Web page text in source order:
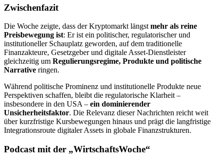
Zwischenfazit
Die Woche zeigte, dass der Kryptomarkt längstmehr als reine
Preisbewegung ist: Er ist ein politischer, regulatorischer und
institutioneller Schauplatz geworden, auf dem traditionelle
Finanzakteure, Gesetzgeber und digitale Asset-Dienstleister
gleichzeitig um Regulierungsregime, Produkte und politische
Narrative ringen.
Während politische Prominenz und institutionelle Produkte neue
Perspektiven schaffen, bleibt die regulatorische Klarheit –
insbesondere in den USA – ein dominierender
Unsicherheitsfaktor. Die Relevanz dieser Nachrichten reicht weit
über kurzfristige Kursbewegungen hinaus und prägt die langfristige
Integrationsroute digitaler Assets in globale Finanzstrukturen.
Podcast mit der „WirtschaftsWoche“